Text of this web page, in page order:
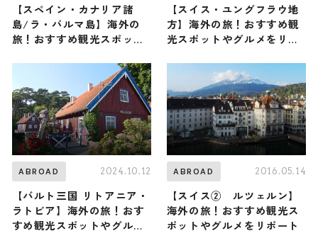
【スペイン・カナリア諸
島/ラ・パルマ島】海外の
旅！おすすめ観光スポット
【スイス・ユングフラウ地
方】海外の旅！おすすめ観
光スポットやグルメをリポ
ABROAD 2024.10.12
【バルト三国 リトアニア・
ラトビア】海外の旅！おす
すめ観光スポットやグルメ
ABROAD 2016.05.14
【スイス② ルツェルン】
海外の旅！おすすめ観光ス
ポットやグルメをリポート